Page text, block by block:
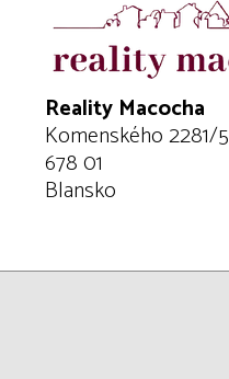
Reality Macocha
Komenského 2281/
678 01
Blansko